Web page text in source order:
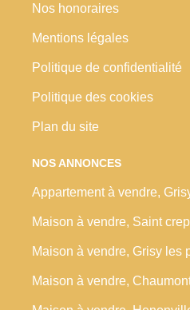
Nos honoraires
Mentions légales
Politique de confidentialité
Politique des cookies
Plan du site
NOS ANNONCES
Appartement à vendre,
Maison à vendre, Saint
Maison à vendre, Grisy les
Maison à vendre,